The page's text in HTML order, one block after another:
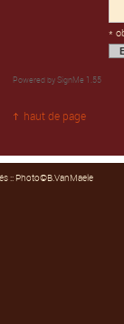
*
Powered by SignMe 1.55
haut de page
:: Photo©B.VanMaele